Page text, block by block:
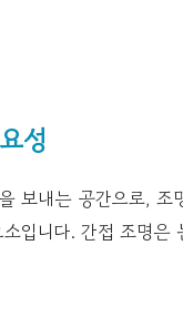
성
보내는 공간으로, 조
입니다. 간접 조명